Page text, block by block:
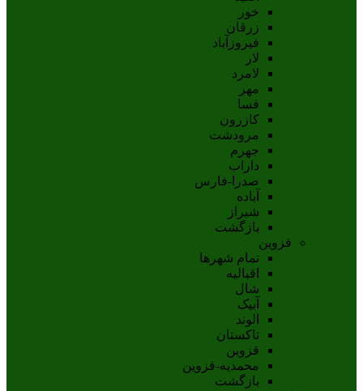
خور
زرقان
فیروزآباد
لار
لامرد
مهر
فسا
کازرون
مرودشت
جهرم
داراب
صدرا-فارس
آباده
شيراز
بازگشت
قزوین
تمام شهر‌ها
اقبالیه
شال
آبيک
الوند
تاکستان
قزوين
محمديه-قزوين
بازگشت